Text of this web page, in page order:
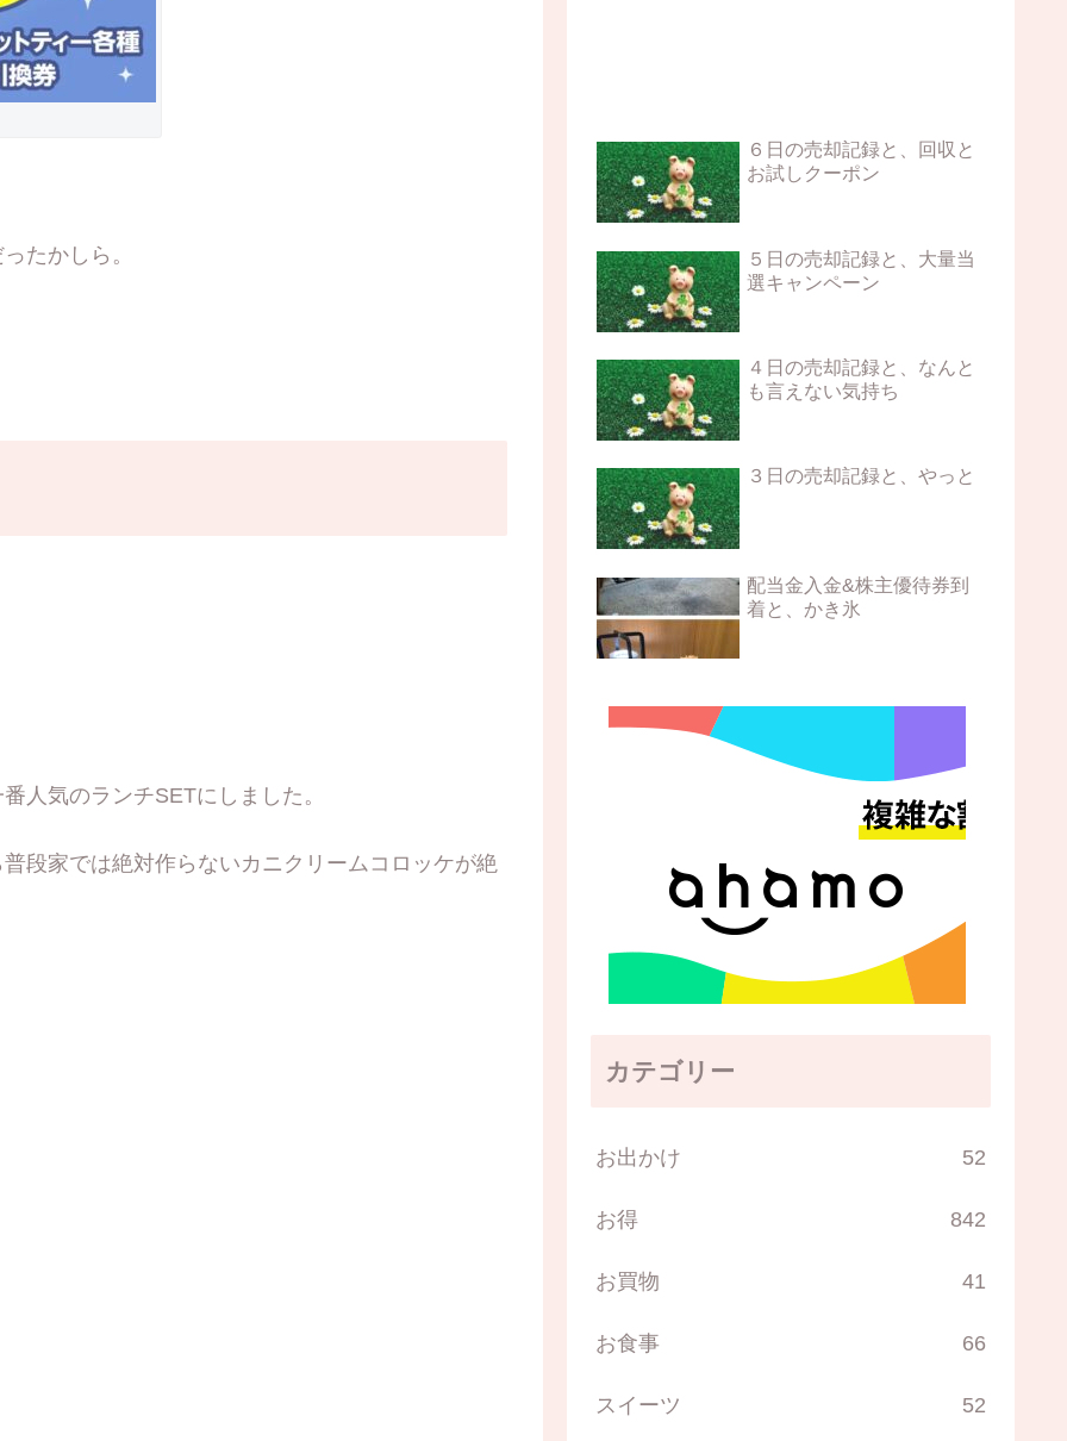
たかしら。
人気のランチSETにしました。
段家では絶対作らないカニクリームコロッケが絶
６日の売却記録と、回収と
お試しクーポン
５日の売却記録と、大量当
選キャンペーン
４日の売却記録と、なんと
も言えない気持ち
３日の売却記録と、やっと
配当金入金&株主優待券到
着と、かき氷
カテゴリー
お出かけ 52
お得 842
お買物 41
お食事 66
スイーツ 52